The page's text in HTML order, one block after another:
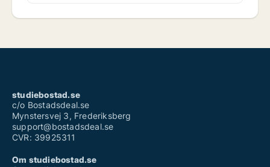
studiebostad.se
c/o Bostadsdeal.se
Mynstersvej 3, Frederiksberg
support@bostadsdeal.se
CVR: 39925311
Om studiebostad.se